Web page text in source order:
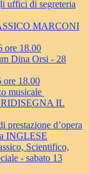
uffici di segreteria
MARCONI
ore 18.00
Dina Orsi - 28
ore 18.00
musicale
IL
prestazione d’opera
INGLESE
Scientifico,
- sabato 13